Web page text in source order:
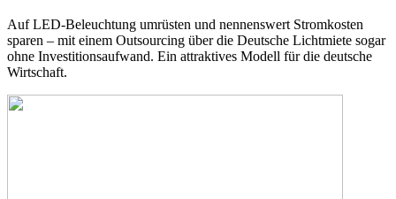
Auf LED-Beleuchtung umrüsten und nennenswert Stromkosten
sparen – mit einem Outsourcing über die Deutsche Lichtmiete sogar
ohne Investitionsaufwand. Ein attraktives Modell für die deutsche
Wirtschaft.